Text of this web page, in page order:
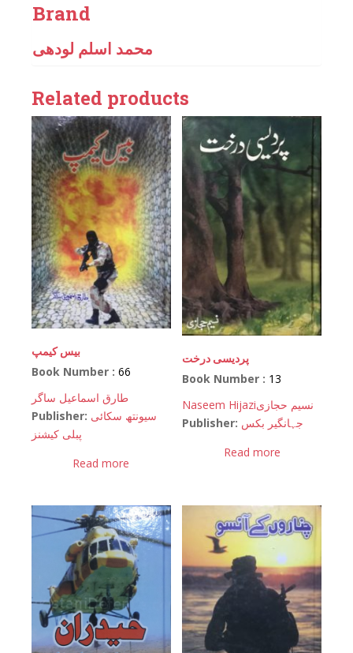
Brand
محمد اسلم لودھی
Related products
بیس کیمپ
Book Number : 66
طارق اسماعیل ساگر
Publisher: سیونتھ سکائی
پبلی کیشنز
Read more
پردیسی درخت
Book Number : 13
Naseem Hijaziنسیم حجازی
Publisher: جہانگیر بکس
Read more